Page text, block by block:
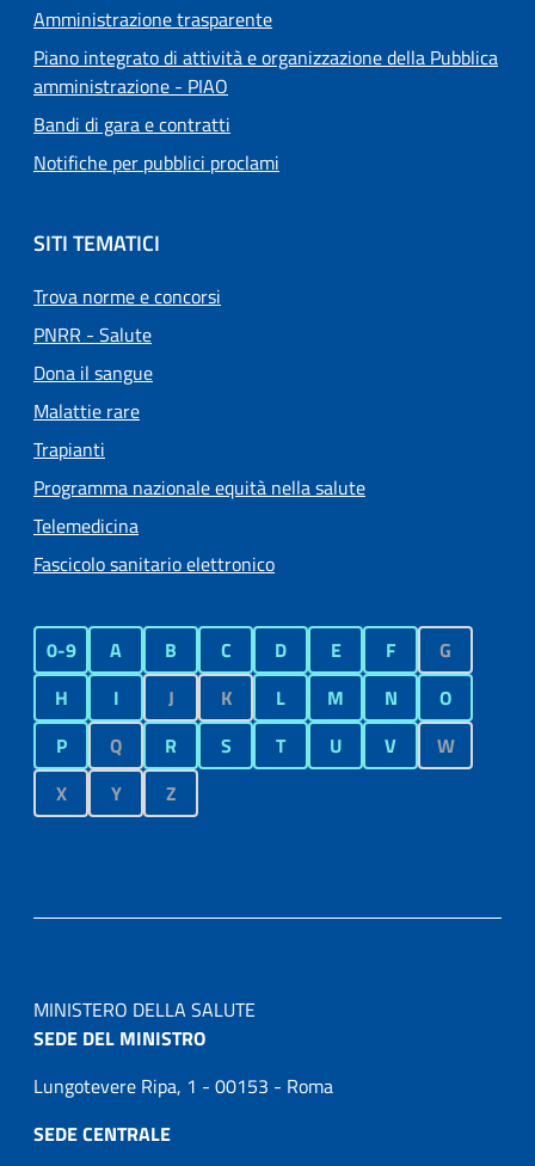
Amministrazione trasparente
Piano integrato di attività e organizzazione della Pubblica
amministrazione - PIAO
Bandi di gara e contratti
Notifiche per pubblici proclami
SITI TEMATICI
Trova norme e concorsi
PNRR - Salute
Dona il sangue
Malattie rare
Trapianti
Programma nazionale equità nella salute
Telemedicina
Fascicolo sanitario elettronico
0-9 A B C D E F
G
H
I J K L M N
O
P
Q R S T U V
W
X
Y Z
MINISTERO DELLA SALUTE
SEDE DEL MINISTRO
Lungotevere Ripa, 1 - 00153 - Roma
SEDE CENTRALE